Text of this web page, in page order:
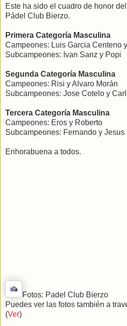
Este ha sido el cuadro de honor
Pádel Club Bierzo.
Primera Categoría Masculina
Campeones: Luis Garcia Centeno
Subcampeones: Ivan Sanz y Popi
Segunda Categoría Masculina
Campeones: Risi y Alvaro Morán
Subcampeones: Jose Cotelo y
Tercera Categoría Masculina
Campeones: Eros y Roberto
Subcampeones: Fernando y Jesus
Enhorabuena a todos.
Fotos: Padel Club Bierzo
Puedes ver las fotos también a
(Ver)